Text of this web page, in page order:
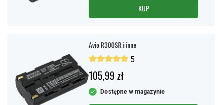
KUP
Avio R300SR i inne
5
105,99 zł
Dostępne w magazynie